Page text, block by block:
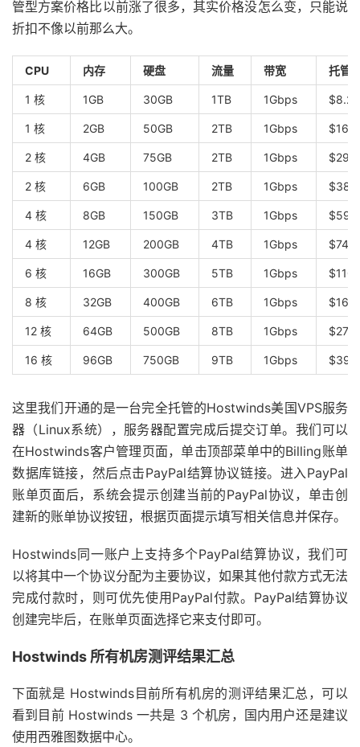
管型方案价格比以前涨了很多，其实价格没怎么变，只能说
折扣不像以前那么大。
CPU 内存 硬盘 流量 带宽 托管
1 核 1GB 30GB 1TB 1Gbps
1 核 2GB 50GB 2TB 1Gbps
2 核 4GB 75GB 2TB 1Gbps
2 核 6GB 100GB 2TB 1Gbps
4 核 8GB 150GB 3TB 1Gbps
4 核 12GB 200GB 4TB 1Gbps
6 核 16GB 300GB 5TB 1Gbps
8 核 32GB 400GB 6TB 1Gbps
12 核 64GB 500GB 8TB 1Gbps
16 核 96GB 750GB 9TB 1Gbps
这里我们开通的是一台完全托管的Hostwinds美国VPS服务
器（Linux系统），服务器配置完成后提交订单。我们可以
在Hostwinds客户管理页面，单击顶部菜单中的Billing账单
数据库链接，然后点击PayPal结算协议链接。进入PayPal
账单页面后，系统会提示创建当前的PayPal协议，单击创
建新的账单协议按钮，根据页面提示填写相关信息并保存。
Hostwinds同一账户上支持多个PayPal结算协议，我们可
以将其中一个协议分配为主要协议，如果其他付款方式无法
完成付款时，则可优先使用PayPal付款。PayPal结算协议
创建完毕后，在账单页面选择它来支付即可。
Hostwinds 所有机房测评结果汇总
下面就是 Hostwinds目前所有机房的测评结果汇总，可以
看到目前 Hostwinds 一共是 3 个机房，国内用户还是建议
使用西雅图数据中心。